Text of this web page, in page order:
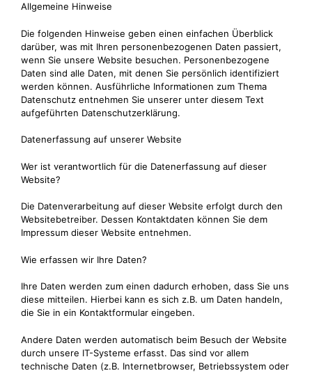
Allgemeine Hinweise
Die folgenden Hinweise geben einen einfachen Überblick
darüber, was mit Ihren personenbezogenen Daten passiert,
wenn Sie unsere Website besuchen. Personenbezogene
Daten sind alle Daten, mit denen Sie persönlich identifiziert
werden können. Ausführliche Informationen zum Thema
Datenschutz entnehmen Sie unserer unter diesem Text
aufgeführten Datenschutzerklärung.
Datenerfassung auf unserer Website
Wer ist verantwortlich für die Datenerfassung auf dieser
Website?
Die Datenverarbeitung auf dieser Website erfolgt durch den
Websitebetreiber. Dessen Kontaktdaten können Sie dem
Impressum dieser Website entnehmen.
Wie erfassen wir Ihre Daten?
Ihre Daten werden zum einen dadurch erhoben, dass Sie uns
diese mitteilen. Hierbei kann es sich z.B. um Daten handeln,
die Sie in ein Kontaktformular eingeben.
Andere Daten werden automatisch beim Besuch der Website
durch unsere IT-Systeme erfasst. Das sind vor allem
technische Daten (z.B. Internetbrowser, Betriebssystem oder